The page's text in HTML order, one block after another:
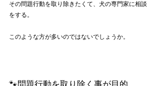
その問題行動を取り除きたくて、犬の専門家に相談
をする。
このような方が多いのではないでしょうか。